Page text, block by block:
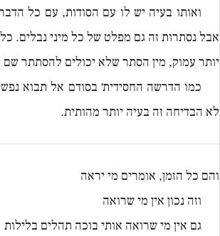
ואותו בעיה יש לו עם הסודות, עם כל
אבל נסתרות זה גם מפלט של כל מיני נבלים.
יותר עמוק, מין הסתר שלא יכולים להסתתר
כמו הדרשה החסידית׳ בסודם אל תבוא
לא הבדיחה זה בעיה יותר מהותית.
והם כל הזמן, אומרים מי יראה
וזה נכון אין מי שרואה
גם אין מי שרואה אותי בוכה תהלים בלילות